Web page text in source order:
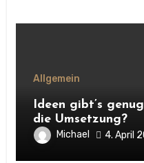
Allgemein
Ideen gibt’s
die Umsetzung?
Michael 4. April